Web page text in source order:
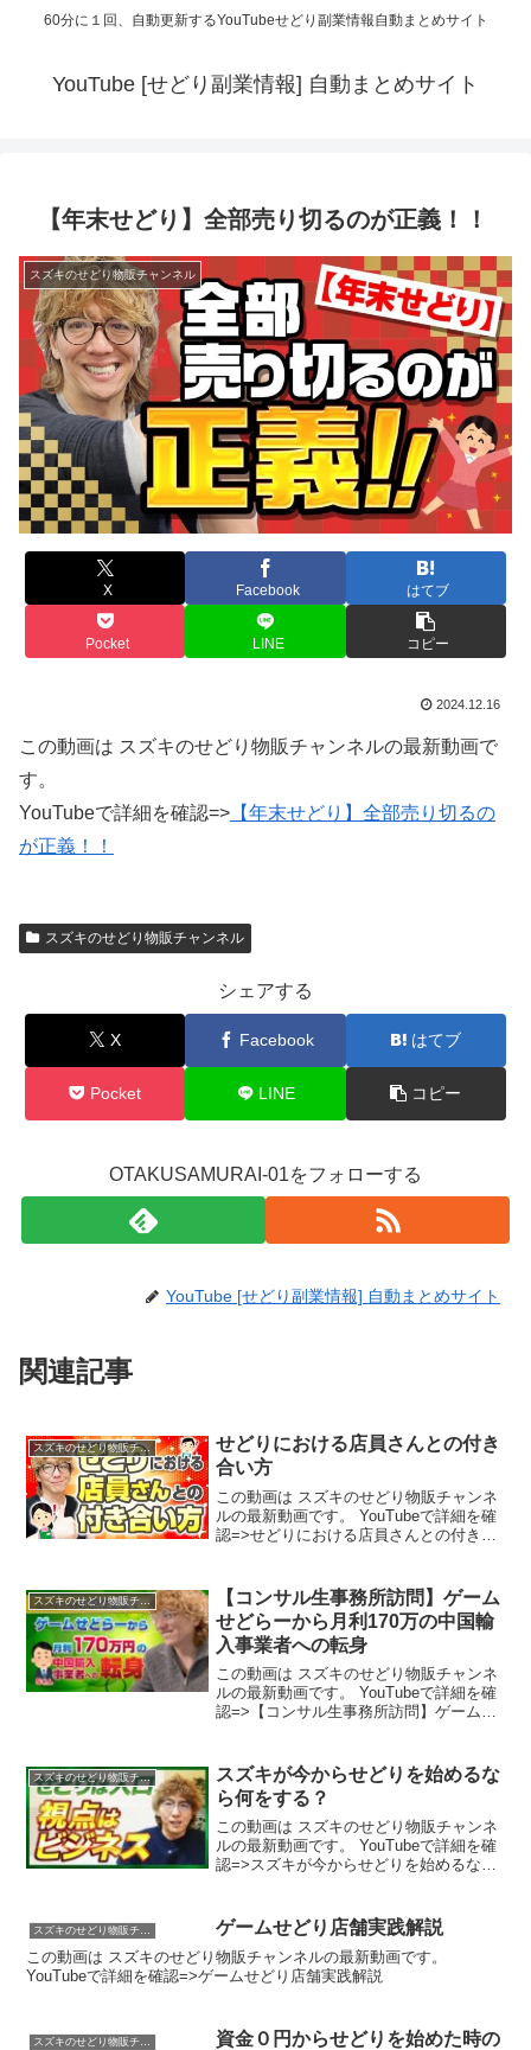
60分に１回、自動更新するYouTubeせどり副業情報自動まとめサイト
YouTube [せどり副業情報] 自動まとめサイト
【年末せどり】全部売り切るのが正義！！
スズキのせどり物販チャンネル
X Facebook はてブ
Pocket LINE コピー
2024.12.16
この動画は スズキのせどり物販チャンネルの最新動画で
す。
YouTubeで詳細を確認=> 【年末せどり】全部売り切るの
が正義！！
スズキのせどり物販チャンネル
シェアする
X Facebook はてブ
Pocket LINE コピー
OTAKUSAMURAI-01をフォローする
YouTube [せどり副業情報] 自動まとめサイト
関連記事
スズキのせどり物販チャンネル
せどりにおける店員さんとの付き
合い方
この動画は スズキのせどり物販チャンネ
ルの最新動画です。 YouTubeで詳細を確
認=>せどりにおける店員さんとの付き合
【コンサル生事務所訪問】ゲーム
せどらーから月利170万の中国輸
入事業者への転身
この動画は スズキのせどり物販チャンネ
ルの最新動画です。 YouTubeで詳細を確
認=>【コンサル生事務所訪問】ゲームせ
スズキのせどり物販チャンネル
スズキが今からせどりを始めるな
ら何をする？
この動画は スズキのせどり物販チャンネ
ルの最新動画です。 YouTubeで詳細を確
認=>スズキが今からせどりを始めるなら
スズキのせどり物販チャンネル ゲームせどり店舗実践解説
この動画は スズキのせどり物販チャンネルの最新動画です。
YouTubeで詳細を確認=>ゲームせどり店舗実践解説
資金０円からせどりを始めた時の